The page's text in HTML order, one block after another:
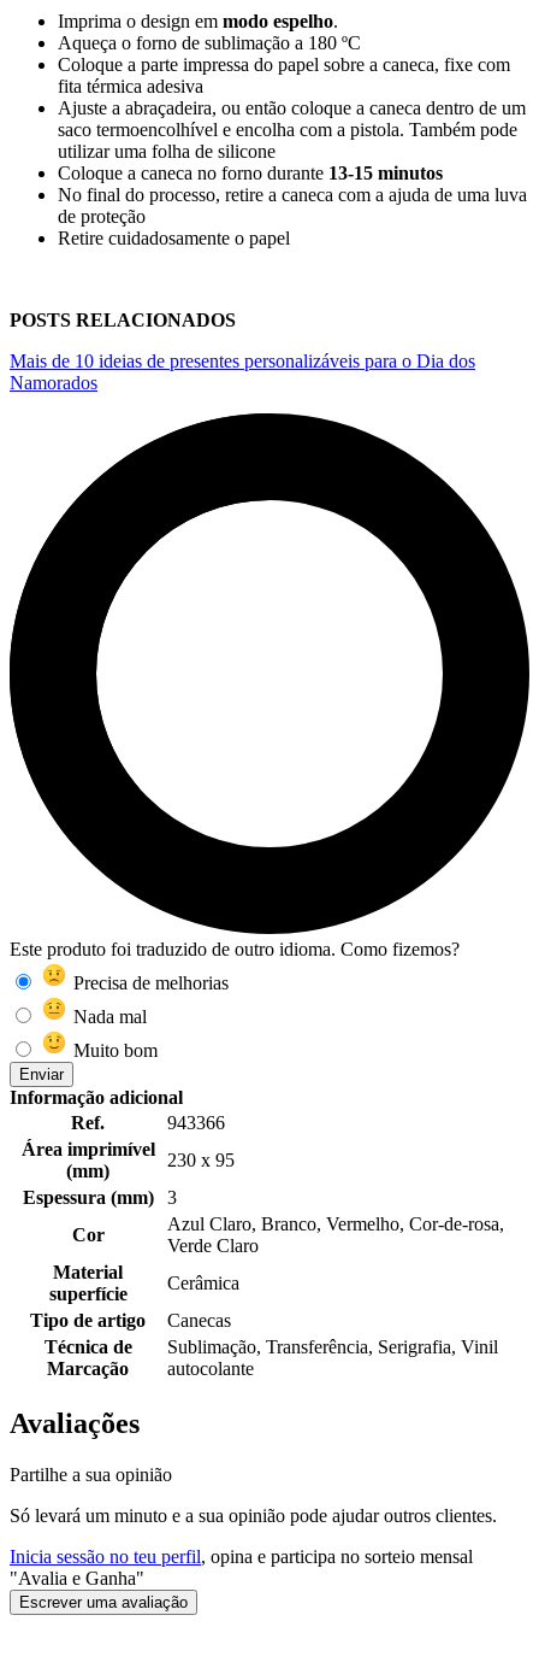
Imprima o design em modo espelho.
Aqueça o forno de sublimação a 180 ºC
Coloque a parte impressa do papel sobre a caneca, fixe com
fita térmica adesiva
Ajuste a abraçadeira, ou então coloque a caneca dentro de um
saco termoencolhível e encolha com a pistola. Também pode
utilizar uma folha de silicone
Coloque a caneca no forno durante 13-15 minutos
No final do processo, retire a caneca com a ajuda de uma luva
de proteção
Retire cuidadosamente o papel
POSTS RELACIONADOS
Mais de 10 ideias de presentes personalizáveis para o Dia dos
Namorados
Este produto foi traduzido de outro idioma. Como fizemos?
Precisa de melhorias
Nada mal
Muito bom
Enviar
Informação adicional
Ref.
943366
Área imprimível
(mm)
230 x 95
Espessura (mm)
3
Cor
Azul Claro, Branco, Vermelho, Cor-de-rosa,
Verde Claro
Material
superfície
Cerâmica
Tipo de artigo
Canecas
Técnica de
Marcação
Sublimação, Transferência, Serigrafia, Vinil
autocolante
Avaliações
Partilhe a sua opinião
Só levará um minuto e a sua opinião pode ajudar outros clientes.
Inicia sessão no teu perfil, opina e participa no sorteio mensal
"Avalia e Ganha"
Escrever uma avaliação